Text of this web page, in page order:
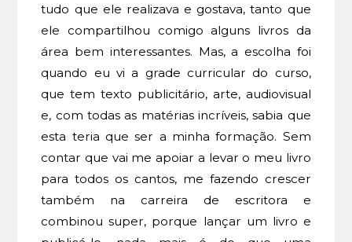
tudo que ele realizava e gostava, tanto que
ele compartilhou comigo alguns livros da
área bem interessantes. Mas, a escolha foi
quando eu vi a grade curricular do curso,
que tem texto publicitário, arte, audiovisual
e, com todas as matérias incríveis, sabia que
esta teria que ser a minha formação. Sem
contar que vai me apoiar a levar o meu livro
para todos os cantos, me fazendo crescer
também na carreira de escritora e
combinou super, porque lançar um livro e